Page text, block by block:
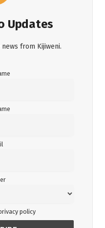
Updates
from Kijiweni.
policy